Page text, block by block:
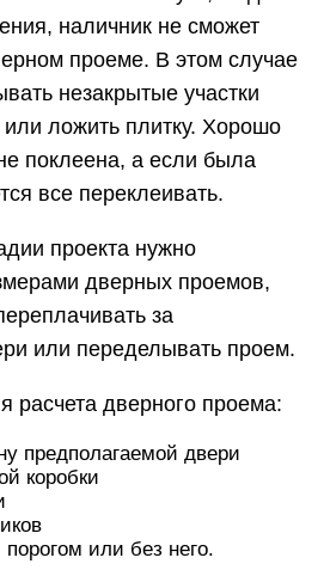
наличник не сможет
проеме. В этом случае
незакрытые участки
ложить плитку. Хорошо
поклеена, а если была
все переклеивать.
проекта нужно
дверных проемов,
за
или переделывать проем.
расчета дверного проема:
предполагаемой двери
коробки
порогом или без него.